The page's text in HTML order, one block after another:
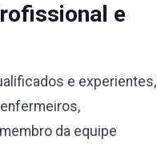
e
e experientes,
da equipe